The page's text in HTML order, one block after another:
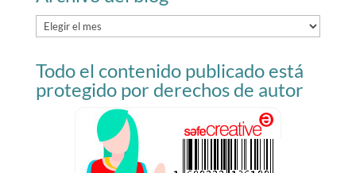
Archivo
blog
Todo el contenido publicado está
protegido por derechos de autor